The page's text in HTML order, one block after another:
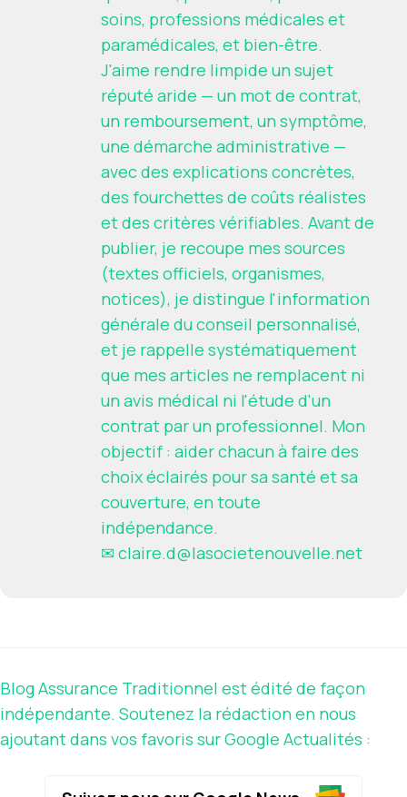
soins, professions médicales et
paramédicales, et bien-être.
J'aime rendre limpide un sujet
réputé aride — un mot de contrat,
un remboursement, un symptôme,
une démarche administrative —
avec des explications concrètes,
des fourchettes de coûts réalistes
et des critères vérifiables. Avant de
publier, je recoupe mes sources
(textes officiels, organismes,
notices), je distingue l'information
générale du conseil personnalisé,
et je rappelle systématiquement
que mes articles ne remplacent ni
un avis médical ni l'étude d'un
contrat par un professionnel. Mon
objectif : aider chacun à faire des
choix éclairés pour sa santé et sa
couverture, en toute
indépendance.
✉ claire.d@lasocietenouvelle.net
Blog Assurance Traditionnel est édité de façon
indépendante. Soutenez la rédaction en nous
ajoutant dans vos favoris sur Google Actualités :